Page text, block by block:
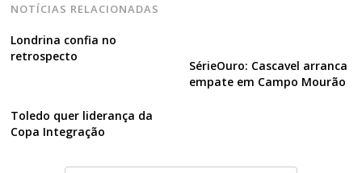
NOTÍCIAS RELACIONADAS
Londrina confia no
retrospecto
SérieOuro: Cascavel arranca
empate em Campo Mourão
Toledo quer liderança da
Copa Integração